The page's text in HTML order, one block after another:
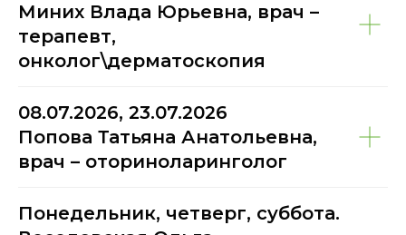
Миних Влада Юрьевна, врач –
терапевт,
онколог\дерматоскопия
08.07.2026, 23.07.2026
Попова Татьяна Анатольевна,
врач – оториноларинголог
Понедельник, четверг, суббота.